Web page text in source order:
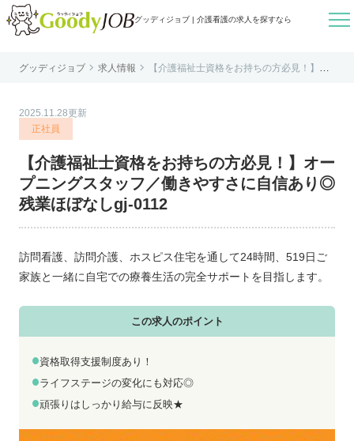
グッディジョブ | 介護看護の求人を探すなら 
はじめての方へ
個人情報保護方針
利用規約
お知らせ
お問い合わせ
お電話でのお問い合わせ
平日 9:00～18:00
0800-555-1109
グッディジョブ  求人情報 
【介護福祉士資格をお持ちの方必見！】オ
2025.11.28更新
正社員
【介護福祉士資格をお持ちの方必見！】オー
プニングスタッフ／働きやすさに自信あり◎
残業ほぼなしgj-0112
訪問看護、訪問介護、ホスピス住宅を通して24時間、519日ご
家族と一緒に自宅での療養生活の完全サポートを目指します。
この求人のポイント
資格取得支援制度あり！
ライフステージの変化にも対応◎
頑張りはしっかり給与に反映★